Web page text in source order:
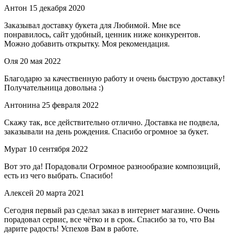
Антон 15 декабря 2020
Заказывал доставку букета для Любимой. Мне все
понравилось, сайт удобный, ценник ниже конкурентов.
Можно добавить открытку. Моя рекомендация.
Оля 20 мая 2022
Благодарю за качественную работу и очень быструю доставку!
Получательница довольна :)
Антонина 25 февраля 2022
Скажу так, все действительно отлично. Доставка не подвела,
заказывали на день рождения. Спасибо огромное за букет.
Мурат 10 сентября 2022
Вот это да! Порадовали Огромное разнообразие композиций,
есть из чего выбрать. Спасибо!
Алексей 20 марта 2021
Сегодня первый раз сделал заказ в интернет магазине. Очень
порадовал сервис, все чётко и в срок. Спасибо за то, что Вы
дарите радость! Успехов Вам в работе.